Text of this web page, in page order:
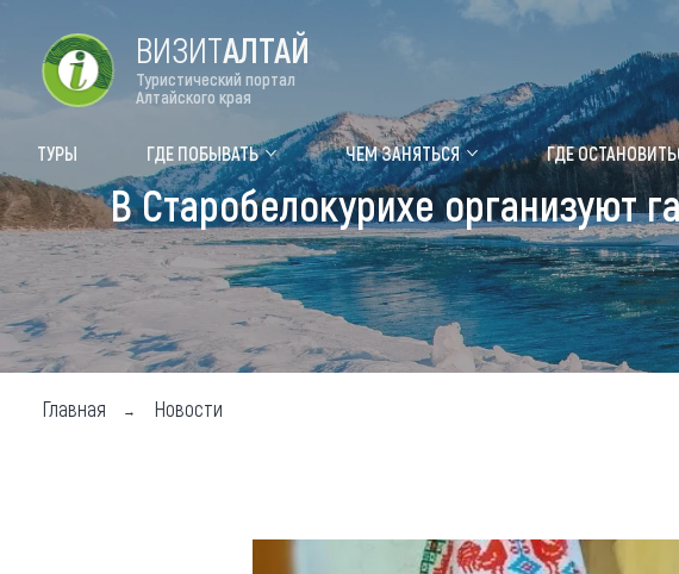
Цветение
Туры Где побывать
Объекты природы
Объекты истории и
Объекты развлечений
Карта
ВИЗИТАЛТАЙ
Туристический портал
Алтайского края
ТУРЫ ГДЕ ПОБЫВАТЬ ЧЕМ ЗАНЯТЬСЯ ГДЕ
В Старобелокурихе организуют
Главная Новости